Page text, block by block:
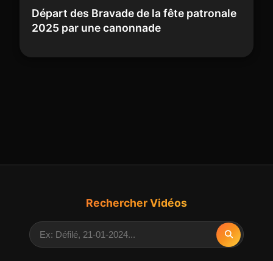
Départ des Bravade de la fête patronale
2025 par une canonnade
Rechercher Vidéos